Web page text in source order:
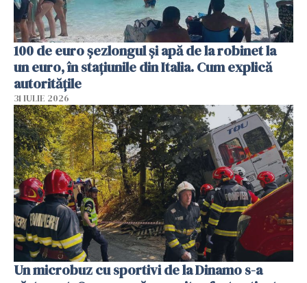
100 de euro șezlongul și apă de la robinet la
un euro, în stațiunile din Italia. Cum explică
autoritățile
31 IULIE 2026
Un microbuz cu sportivi de la Dinamo s-a